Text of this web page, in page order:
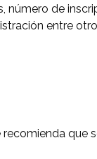
número de
entre
que